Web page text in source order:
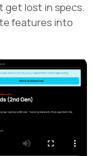
lost in specs.
features into